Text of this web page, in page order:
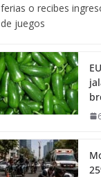
ferias o recibes
de juegos